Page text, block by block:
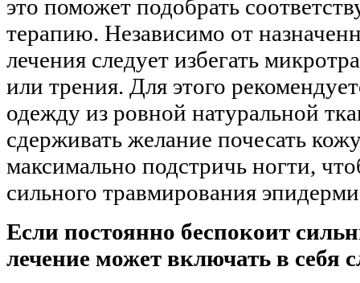
это поможет подобрать
терапию. Независимо от
лечения следует избегать
или трения. Для этого
одежду из ровной натуральной
сдерживать желание почесать
максимально подстричь ногти,
сильного травмирования
Если постоянно беспокоит
лечение может включать в себя